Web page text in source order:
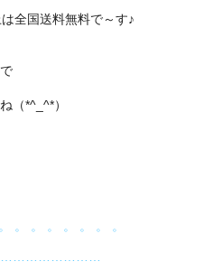
全国送料無料で～す♪
（*^_^*）
。 。 。 。 。 。 。